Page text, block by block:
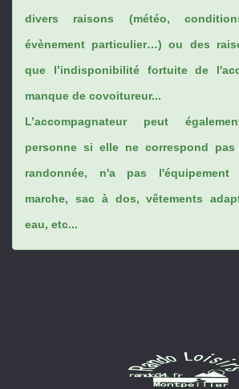
divers raisons (météo,
évènement particulier…) ou des
que l’indisponibilité fortuite de
manque de covoitureur...
L’accompagnateur peut
personne si elle ne correspond
randonnée, n'a pas l'équipement
marche, sac à dos, vêtements
eau, etc...